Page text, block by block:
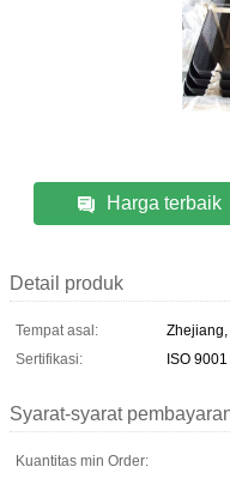
Harga terbaik
Detail produk
Tempat asal:
Sertifikasi:
ISO
Syarat-syarat
Kuantitas min Order: